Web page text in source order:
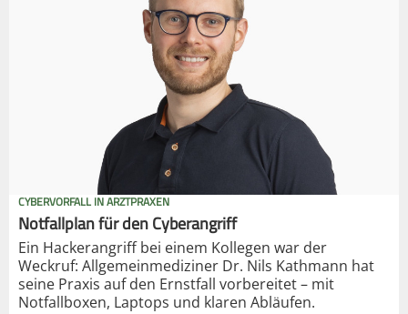
CYBERVORFALL IN ARZTPRAXEN
Notfallplan für den Cyberangriff
Ein Hackerangriff bei einem Kollegen war der
Weckruf: Allgemeinmediziner Dr. Nils Kathmann hat
seine Praxis auf den Ernstfall vorbereitet – mit
Notfallboxen, Laptops und klaren Abläufen.